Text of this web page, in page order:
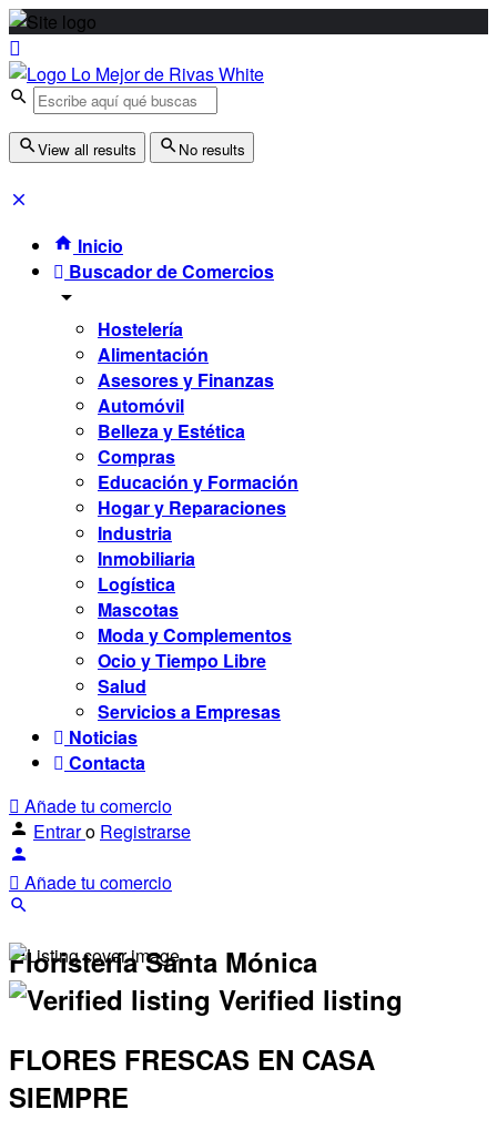
View all results No results
Inicio
Buscador de Comercios
Hostelería
Alimentación
Asesores y Finanzas
Automóvil
Belleza y Estética
Compras
Educación y Formación
Hogar y Reparaciones
Industria
Inmobiliaria
Logística
Mascotas
Moda y Complementos
Ocio y Tiempo Libre
Salud
Servicios a Empresas
Noticias
Contacta
Añade tu comercio
Entraro Registrarse
Añade tu comercio
Floristería Santa Mónica
Verified listing
FLORES FRESCAS EN CASA
SIEMPRE